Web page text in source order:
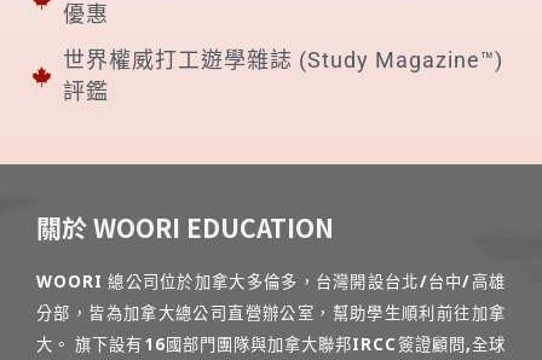
優惠
世界權威打工遊學雜誌 (Study Magazine™)
評鑑
關於 WOORI EDUCATION
WOORI 總公司位於加拿大多倫多，台灣開設台北/台中/高雄
分部，皆為加拿大總公司直營辦公室，幫助學生順利前往加拿
大。 旗下設有16國部門團隊與加拿大聯邦IRCC簽證顧問,全球